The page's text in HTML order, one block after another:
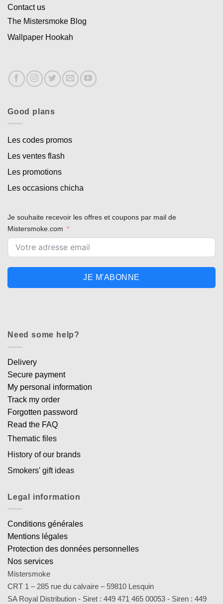
Contact us
The Mistersmoke Blog
Wallpaper Hookah
Good plans
Les codes promos
Les ventes flash
Les promotions
Les occasions chicha
Je souhaite recevoir les offres et coupons par mail de
Mistersmoke.com
JE M'ABONNE
Need some help?
Delivery
Secure payment
My personal information
Track my order
Forgotten password
Read the FAQ
Thematic files
History of our brands
Smokers' gift ideas
Legal information
Conditions générales
Mentions légales
Protection des données personnelles
Nos services
Mistersmoke
CRT 1 – 285 rue du calvaire – 59810 Lesquin
SA Royal Distribution - Siret : 449 471 465 00053 - Siren : 449